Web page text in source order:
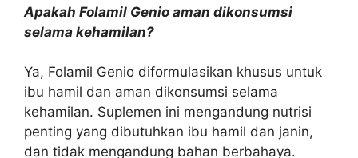
Apakah Folamil Genio aman dikonsumsi
selama kehamilan?
Ya, Folamil Genio diformulasikan khusus untuk
ibu hamil dan aman dikonsumsi selama
kehamilan. Suplemen ini mengandung nutrisi
penting yang dibutuhkan ibu hamil dan janin,
dan tidak mengandung bahan berbahaya.